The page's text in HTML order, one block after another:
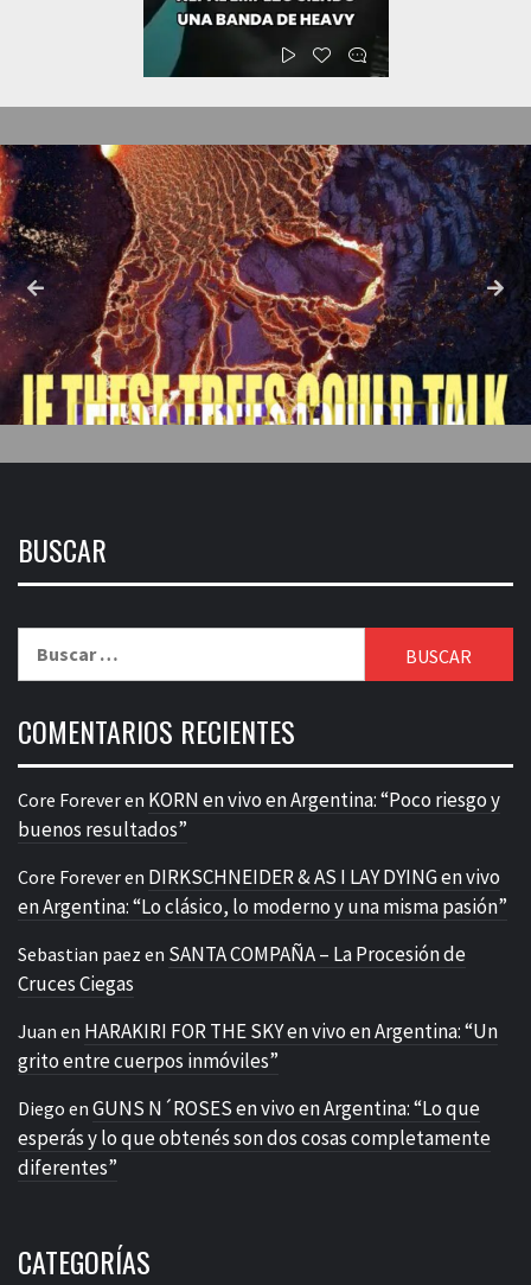
BUSCAR
COMENTARIOS RECIENTES
Core Foreveren KORN en vivo en Argentina: “Poco riesgo y
buenos resultados”
Core Foreveren DIRKSCHNEIDER & AS I LAY DYING en vivo
en Argentina: “Lo clásico, lo moderno y una misma pasión”
Sebastian paez en SANTA COMPAÑA – La Procesión de
Cruces Ciegas
Juan en HARAKIRI FOR THE SKY en vivo en Argentina: “Un
grito entre cuerpos inmóviles”
Diego en GUNS N´ROSES en vivo en Argentina: “Lo que
esperás y lo que obtenés son dos cosas completamente
diferentes”
CATEGORÍAS